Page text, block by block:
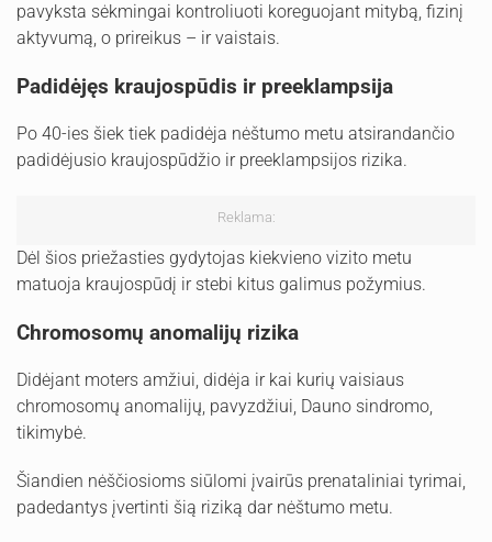
pavyksta sėkmingai kontroliuoti koreguojant mitybą, fizinį
aktyvumą, o prireikus – ir vaistais.
Padidėjęs kraujospūdis ir preeklampsija
Po 40-ies šiek tiek padidėja nėštumo metu atsirandančio
padidėjusio kraujospūdžio ir preeklampsijos rizika.
Reklama:
Dėl šios priežasties gydytojas kiekvieno vizito metu
matuoja kraujospūdį ir stebi kitus galimus požymius.
Chromosomų anomalijų rizika
Didėjant moters amžiui, didėja ir kai kurių vaisiaus
chromosomų anomalijų, pavyzdžiui, Dauno sindromo,
tikimybė.
Šiandien nėščiosioms siūlomi įvairūs prenataliniai tyrimai,
padedantys įvertinti šią riziką dar nėštumo metu.